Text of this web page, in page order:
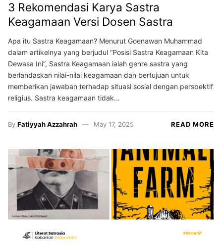
3 Rekomendasi Karya Sastra
Keagamaan Versi Dosen Sastra
Apa itu Sastra Keagamaan? Menurut Goenawan Muhammad
dalam artikelnya yang berjudul “Posisi Sastra Keagamaan Kita
Dewasa Ini”, Sastra Keagamaan ialah genre sastra yang
berlandaskan nilai-nilai keagamaan dan bertujuan untuk
memberikan jawaban terhadap situasi sosial dengan perspektif
religius. Sastra keagamaan tidak…
By Fatiyyah Azzahrah May 17, 2025 READ MORE